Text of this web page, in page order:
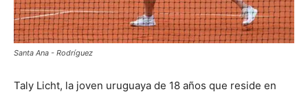
Santa Ana - Rodríguez
Taly Licht, la joven uruguaya de 18 años que reside en